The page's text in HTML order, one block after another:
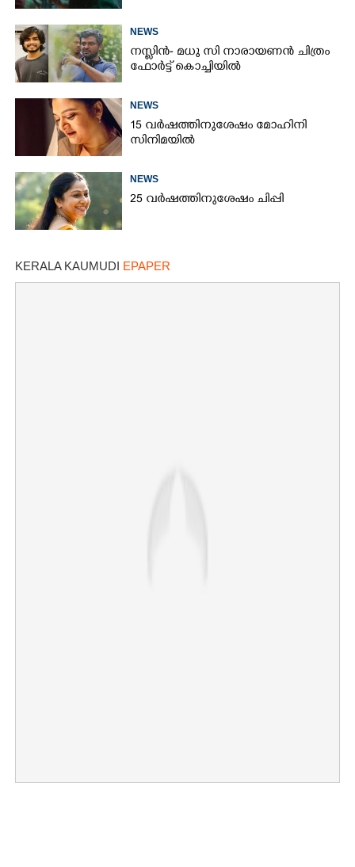
NEWS
നസ്ലിൻ- മധു സി നാരായണൻ ചിത്രം
ഫോർട്ട് കൊച്ചിയിൽ
NEWS
15 വർഷത്തിനുശേഷം മോഹിനി
സിനിമയിൽ
NEWS
25 വർഷത്തിനുശേഷം ചിപ്പി
KERALA KAUMUDI EPAPER
Copy Link